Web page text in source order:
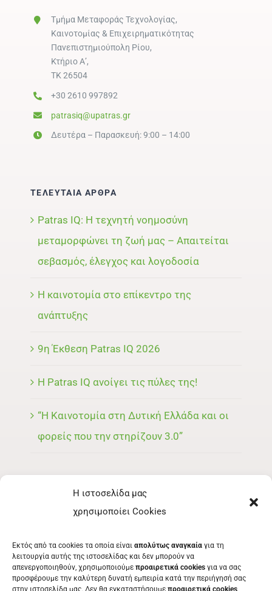
Η ιστοσελίδα μας
χρησιμοποίει Cookies
Εκτός από τα cookies τα οποία είναι απολύτως αναγκαία για τη
λειτουργία αυτής της ιστοσελίδας και δεν μπορούν να
απενεργοποιηθούν, χρησιμοποιούμε προαιρετικά cookies για να σας
προσφέρουμε την καλύτερη δυνατή εμπειρία κατά την περιήγησή σας
στην ιστοσελίδα μας. Δεν θα εγκαταστήσουμε προαιρετικά cookies
Τμήμα Μεταφοράς Τεχνολογίας,
Καινοτομίας & Επιχειρηματικότητας
Πανεπιστημιούπολη Ρίου,
Κτήριο Α’,
ΤΚ 26504
+30 2610 997892
patrasiq@upatras.gr
Δευτέρα – Παρασκευή: 9:00 – 14:00
ΤΕΛΕΥΤΑΙΑ ΑΡΘΡΑ
Patras IQ: Η τεχνητή νοημοσύνη
μεταμορφώνει τη ζωή μας – Απαιτείται
σεβασμός, έλεγχος και λογοδοσία
Η καινοτομία στο επίκεντρο της
ανάπτυξης
9η Έκθεση Patras IQ 2026
Η Patras IQ ανοίγει τις πύλες της!
“Η Καινοτομία στη Δυτική Ελλάδα και οι
φορείς που την στηρίζουν 3.0”
ΕΘΕΛΟΝΤΉΣ
ΤΑ ΝΈΑ ΜΑΣ